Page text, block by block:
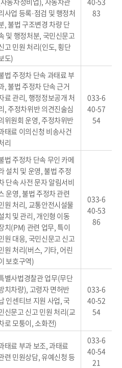
사업 등록·점검 및 행정처
, 불법 구조변경 차량 단
및 행정처분, 국민신문고
고 민원 처리(인도, 횡단
도)
83
법 주정차 단속 과태료 부
, 불법 주정차 단속 근거
료 관리, 행정정보공개 처
, 주정차위반 의견진술심
위원회 운영, 주정차위반
태료 이의신청 비송사건
리
033-6
40-57
54
법 주정차 단속 무인 카메
설치 및 운영, 불법 주정
단속 사전 문자 알림서비
운영, 불법 주정차 관련
원 처리, 교통안전시설물
치 및 관리, 개인형 이동
치(PM) 관련 업무, 특이
원 대응, 국민신문고 신고
원 처리(버스, 기타, 어린
보호구역)
033-6
40-53
86
별사법경찰관 업무(무단
치차량), 고령자 면허반
인센티브 지원 사업, 국
신문고 신고 민원 처리(교
로 모퉁이, 소화전)
033-6
40-52
54
태료 부과 보조, 과태료
련 민원상담, 유예신청 등
033-6
40-54
21